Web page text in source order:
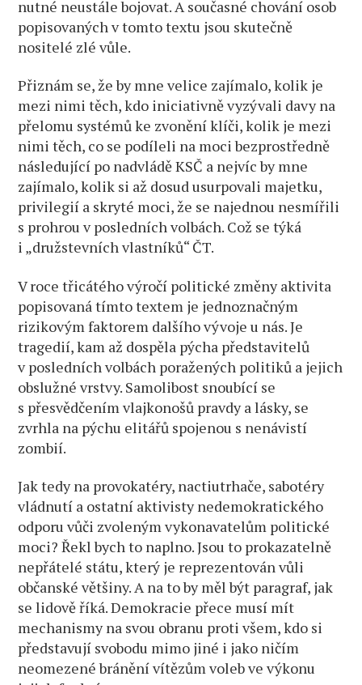
nutné neustále bojovat. A současné chování osob
popisovaných v tomto textu jsou skutečně
nositelé zlé vůle.
Přiznám se, že by mne velice zajímalo, kolik je
mezi nimi těch, kdo iniciativně vyzývali davy na
přelomu systémů ke zvonění klíči, kolik je mezi
nimi těch, co se podíleli na moci bezprostředně
následující po nadvládě KSČ a nejvíc by mne
zajímalo, kolik si až dosud usurpovali majetku,
privilegií a skryté moci, že se najednou nesmířili
s prohrou v posledních volbách. Což se týká
i „družstevních vlastníků“ ČT.
V roce třicátého výročí politické změny aktivita
popisovaná tímto textem je jednoznačným
rizikovým faktorem dalšího vývoje u nás. Je
tragedií, kam až dospěla pýcha představitelů
v posledních volbách poražených politiků a jejich
obslužné vrstvy. Samolibost snoubící se
s přesvědčením vlajkonošů pravdy a lásky, se
zvrhla na pýchu elitářů spojenou s nenávistí
zombií.
Jak tedy na provokatéry, nactiutrhače, sabotéry
vládnutí a ostatní aktivisty nedemokratického
odporu vůči zvoleným vykonavatelům politické
moci? Řekl bych to naplno. Jsou to prokazatelně
nepřátelé státu, který je reprezentován vůli
občanské většiny. A na to by měl být paragraf, jak
se lidově říká. Demokracie přece musí mít
mechanismy na svou obranu proti všem, kdo si
představují svobodu mimo jiné i jako ničím
neomezené bránění vítězům voleb ve výkonu